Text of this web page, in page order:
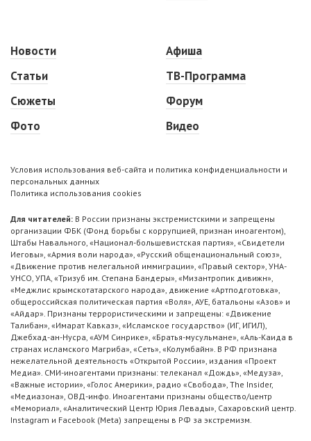
Новости
Статьи
Сюжеты
Фото
Афиша
ТВ-Программа
Форум
Видео
Условия использования веб-сайта и политика конфиденциальности и
персональных данных
Политика использования cookies
Для читателей: В России признаны экстремистскими и запрещены
организации ФБК (Фонд борьбы с коррупцией, признан иноагентом),
Штабы Навального, «Национал-большевистская партия», «Свидетели
Иеговы», «Армия воли народа», «Русский общенациональный союз»,
«Движение против нелегальной иммиграции», «Правый сектор», УНА-
УНСО, УПА, «Тризуб им. Степана Бандеры», «Мизантропик дивижн»,
«Меджлис крымскотатарского народа», движение «Артподготовка»,
общероссийская политическая партия «Воля», АУЕ, батальоны «Азов» и
«Айдар». Признаны террористическими и запрещены: «Движение
Талибан», «Имарат Кавказ», «Исламское государство» (ИГ, ИГИЛ),
Джебхад-ан-Нусра, «АУМ Синрике», «Братья-мусульмане», «Аль-Каида в
странах исламского Магриба», «Сеть», «Колумбайн». В РФ признана
нежелательной деятельность «Открытой России», издания «Проект
Медиа». СМИ-иноагентами признаны: телеканал «Дождь», «Медуза»,
«Важные истории», «Голос Америки», радио «Свобода», The Insider,
«Медиазона», ОВД-инфо. Иноагентами признаны общество/центр
«Мемориал», «Аналитический Центр Юрия Левады», Сахаровский центр.
Instagram и Facebook (Metа) запрещены в РФ за экстремизм.